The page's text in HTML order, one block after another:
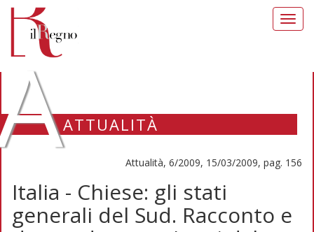
ATTUALITÀ
Attualità, 6/2009, 15/03/2009, pag. 156
Italia - Chiese: gli stati
generali del Sud. Racconto e